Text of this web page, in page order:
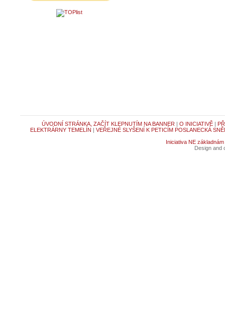
ÚVODNÍ STRÁNKA, ZAČÍT KLEPNUTÍM NA BANNER | O INICIATIVĚ|
ELEKTRÁRNY TEMELÍN | VEŘEJNÉ SLYŠENÍ K PETICÍM POSLANECKÁ
Iniciativa NE základnám
Design and